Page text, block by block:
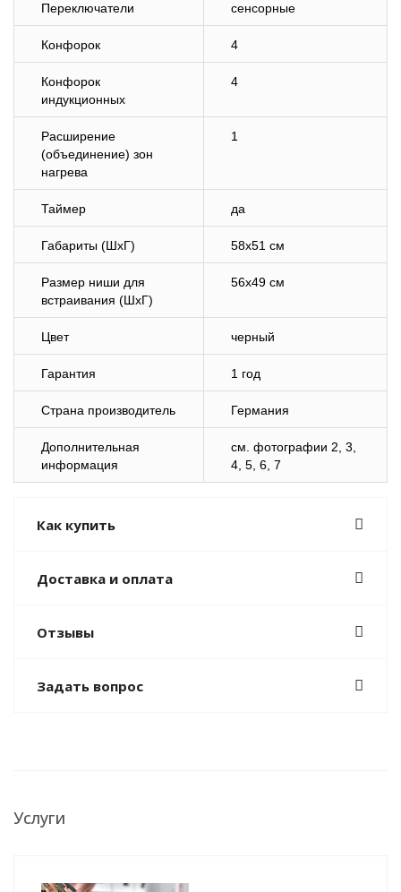
Переключатели сенсорные
Конфорок 4
Конфорок
индукционных
4
Расширение
(объединение) зон
нагрева
1
Таймер да
Габариты (ШхГ) 58х51 см
Размер ниши для
встраивания (ШхГ)
56х49 см
Цвет черный
Гарантия 1 год
Страна производитель Германия
Дополнительная
информация
cм. фотографии 2, 3,
4, 5, 6, 7
Как купить
Доставка и оплата
Отзывы
Задать вопрос
Услуги